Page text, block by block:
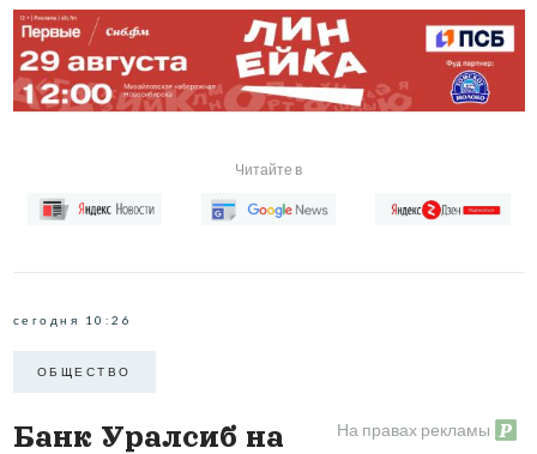
Читайте в
сегодня 10:26
ОБЩЕСТВО
На правах рекламы
Банк Уралсиб на